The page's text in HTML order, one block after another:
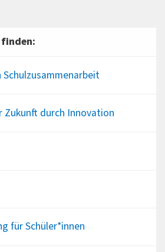
finden:
Zukunft durch Innovation
für Schüler*innen